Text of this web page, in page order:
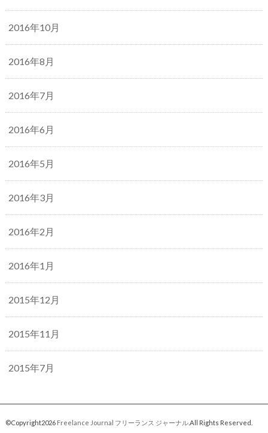
2016年10月
2016年8月
2016年7月
2016年6月
2016年5月
2016年3月
2016年2月
2016年1月
2015年12月
2015年11月
2015年7月
©Copyright2026 Freelance Journal フリーランス ジャーナル.All Rights Reserved.